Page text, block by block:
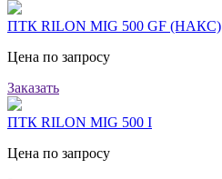
ПТК RILON MIG 500 GF (НАКС)
Цена по запросу
Заказать
ПТК RILON MIG 500 I
Цена по запросу